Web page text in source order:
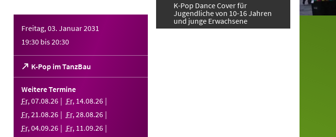
Freitag, 03. Januar 2031
19:30 bis20:30
K-Pop im TanzBau
(Öffnet
in
einem
Tab)
Weitere Termine
Fr,07.08.26 Fr, 14.08.26
Fr,21.08.26 Fr,28.08.26
Fr,04.09.26 Fr, 11.09.26
K-Pop Dance Cover für
Jugendliche von 10-16 Jahren
und junge Erwachsene